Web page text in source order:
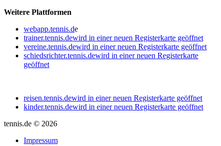
Weitere Plattformen
webapp.tennis.de
trainer.tennis.dewird in einer neuen Registerkarte geöffnet
vereine.tennis.dewird in einer neuen Registerkarte geöffnet
schiedsrichter.tennis.dewird in einer neuen Registerkarte
geöffnet
reisen.tennis.dewird in einer neuen Registerkarte geöffnet
kinder.tennis.dewird in einer neuen Registerkarte geöffnet
tennis.de © 2026
Impressum